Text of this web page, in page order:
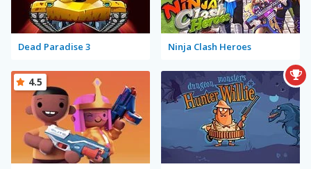
Dead Paradise 3 Ninja Clash Heroes
4.5